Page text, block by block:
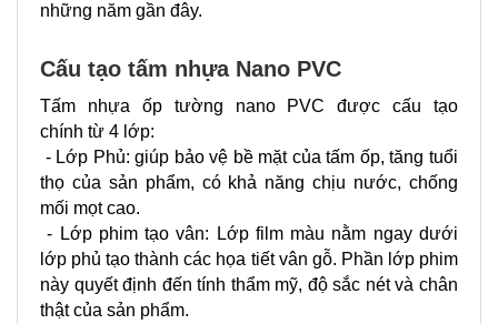
những năm gần đây.
Cấu tạo tấm nhựa Nano PVC
Tấm nhựa ốp tường nano PVC được cấu tạo
chính từ 4 lớp:
- Lớp Phủ: giúp bảo vệ bề mặt của tấm ốp, tăng tuổi
thọ của sản phẩm, có khả năng chịu nước, chống
mối mọt cao.
- Lớp phim tạo vân: Lớp film màu nằm ngay dưới
lớp phủ tạo thành các họa tiết vân gỗ. Phần lớp phim
này quyết định đến tính thẩm mỹ, độ sắc nét và chân
thật của sản phẩm.